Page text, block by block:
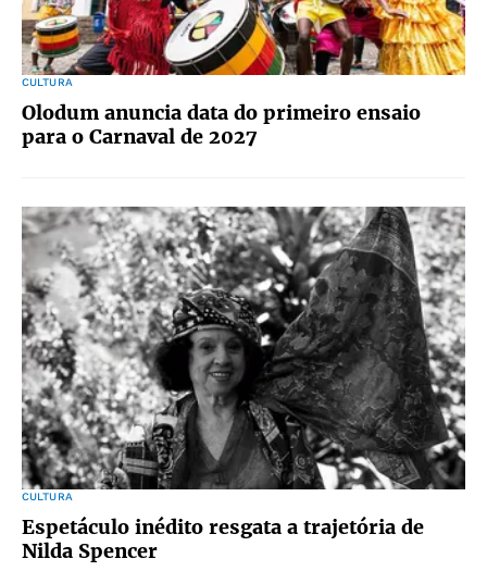
CULTURA
Olodum anuncia data do primeiro ensaio
para o Carnaval de 2027
CULTURA
Espetáculo inédito resgata a trajetória de
Nilda Spencer